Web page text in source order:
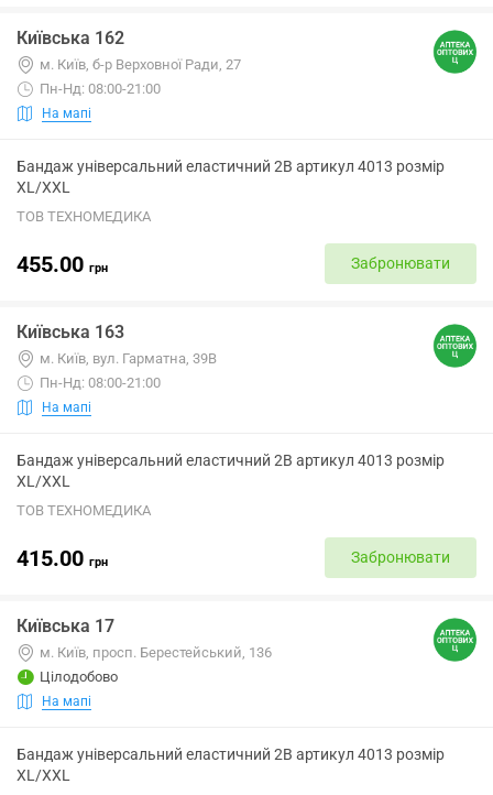
Київська 162
м. Київ, б-р Верховної Ради, 27
Пн-Нд: 08:00-21:00
На мапі
Бандаж універсальний еластичний 2B артикул 4013 розмір
XL/XXL
ТОВ ТЕХНОМЕДИКА
455.00 грн Забронювати
Київська 163
м. Київ, вул. Гарматна, 39В
Пн-Нд: 08:00-21:00
На мапі
Бандаж універсальний еластичний 2B артикул 4013 розмір
XL/XXL
ТОВ ТЕХНОМЕДИКА
415.00 грн Забронювати
Київська 17
м. Київ, просп. Берестейський, 136
Цілодобово
На мапі
Бандаж універсальний еластичний 2B артикул 4013 розмір
XL/XXL